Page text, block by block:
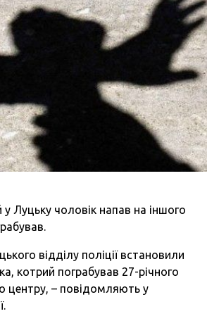
у Луцьку чоловік напав на іншого
відділу поліції встановили
котрий пограбував 27-річного
центру, – повідомляють у